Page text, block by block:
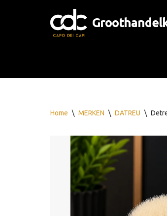
Home \ MERKEN \ DATREU \